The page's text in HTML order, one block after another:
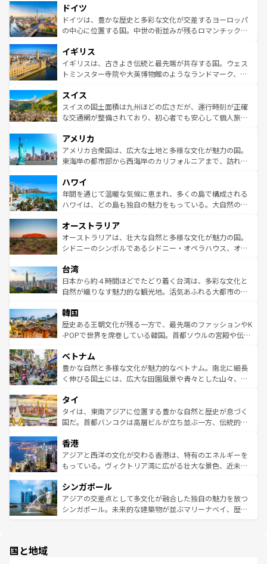
せる。地方によって風土や気候が異なるスペインはその個
性で訪れる人を魅了する。 なお、新着のスペイン情報は コ
ンテンツ一覧を参照してほしい。
で、幅広い魅力が詰まっている。華麗な宮殿、歴史的な大
聖堂、美しいビーチ、そして豊かな自然が、訪れる者を心
から魅了する。また、フランスは美食の国としても知ら
いる。シャンパンの発祥地であるランス、プロヴァンスの
香り高いラベンダー畑など、多彩な楽しみ方が可能だ。さ
らに、パリ以外の地域にも魅力が溢れており、どの街角に
れる地方に足を運ぶとそれぞれで全く異なる文化を体験で
きるだろう。 なお、新着のフランス情報はコンテンツ一覧
を参照してほしい。
ドイツ
ドイツは、豊かな歴史と多彩な文化が交差するヨーロッパ
の中心に位置する国。中世の街並みが残るロマンチック街
顔を持つこの国は、どこを歩いても飽きることがない。ベ
ルリンの文化的活気、バイエルン州のアルプスの絶景、そ
してライン川沿いのワイン畑といった風景は必見。ビール
は、お酒好きな人にはぜひ体験してほしい。 なお、新着の
ドイツ情報はコンテンツ一覧を参照してほしい。
イギリス
イギリスは、古きよき伝統と最先端が共存する国。ウェス
トミンスター寺院や大英博物館のようなランドマーク、歴
リアごとに異なる魅力がある。また、優雅なアフタヌーン
ティー、ビール好きにはたまらない英国パブ、サッカー観
戦など、本場だからこそできる体験も豊富。イギリスを旅
ンツ一覧を参照してほしい。
スイス
スイスの国土面積は九州ほどの広さだが、運行時刻が正確
な交通網が整備されており、初心者でも安心して個人旅行
の建物がそのまま残る町や、スイスならではのユニークな
博物館もあり、アルプス観光だけでなく町歩きも満喫する
ことができる。国民の所得が高いため物価も高いが、旅行
ば市内交通費無料で観光を楽しむこともできる。 なお、新
着のスイス情報はコンテンツ一覧 を参照してほしい。
アメリカ
アメリカ合衆国は、広大な土地と多様な文化が魅力の国。
東海岸の都市部から西海岸のカリフォルニアまで、訪れる
のような巨大都市は、観光、ショッピング、エンターテイ
ンメントが詰まった刺激的なスポットだ。一方、アメリカ
西部には大自然が広がり、グランドキャニオンやイエロー
部のニューオーリンズでは、音楽と美食が融合した独特の
文化が魅力。旅行者はアメリカの各地域で異なる魅力を楽
しみながら、その多様性と豊かな歴史を感じることができ
ならではの贅沢な旅のスタイルだ。 なお、新着のアメリカ
情報はコンテンツ一覧を参照してほしい。
ハワイ
年間を通じて温暖な気候に恵まれ、多くの島で構成される
ハワイは、どの島も独自の魅力をもっている。大自然の神
ワイ島は見逃せない。また、定番の観光地といえばオアフ
島だが、静かな自然を求めるならマウイ島やカウアイ島が
おすすめ。エメラルドグリーンに輝く海をはじめ、豊かな
れるおもてなしの心で訪れる人々を迎えてくれるハワイの
人々、おいしいローカルフードやハワイアンミュージッ
ク、伝統的なフラダンスなど、すべてがハワイの魅力を彩
ワイを、存分に味わってほしい。 なお、新着のハワイ情報
はコンテンツ一覧を参照してほしい。
オーストラリア
オーストラリアは、壮大な自然と多様な文化が魅力の国。
シドニーのシンボルであるシドニー・オペラハウス、オー
リアリーフや大陸中央部にそびえるウルル（エアーズロッ
ク）、タスマニアの美しい原生林やケアンズの熱帯雨林な
ど、見どころがたくさん。また、カフェやワイン、オージ
いる。アクティビティも充実しており、サーフィンやダイ
ビング、ハイキングなど、アウトドア好きにはたまらな
い。オーストラリアの多彩な魅力を存分に味わいつくそ
参照してほしい。
台湾
日本から約４時間ほどでたどり着く台湾は、多彩な文化と
自然が織りなす魅力的な観光地。活気あふれる大都市の台
ン）、静ひつな山岳地帯である台湾東部など、都市の喧騒
と山間の静けさが共存しており、訪れる人に新しい発見と
驚きをもたらしてくれる。また、奥深い台湾の食文化も魅
容にもいいと評判のスイーツなど、バラエティ豊かな料理
が味わえる。 なお、新着の台湾情報は コンテンツ一覧を参
照してほしい。
韓国
歴史ある王朝文化が残る一方で、最先端のファッションやK
-POPで世界を席巻している韓国。首都ソウルの宮殿や伝統
き、地方に足を延ばせば四季折々の自然美を楽しむことが
できる。そして、キムチや焼肉、絶品のストリートフード
まで、さまざまな韓国料理が待っている。夜には、韓国な
リティに包まれながら、韓国の多彩な魅力を心ゆくまで味
わってみてほしい。 なお、新着の韓国情報はコンテンツ一
覧を参照してほしい。
ベトナム
豊かな自然と多様な文化が魅力的なベトナム。南北に細長
く伸びる国土には、広大な田園風景や青々とした山々、世
急速な発展と共に伝統が息づく。ハノイの古い町並みやホ
ーチミン市のフランス統治時代の建物も、独特の雰囲気を
醸し出している。また、バラエティの豊かさとおいしさで
とつ。フォーやバインミー、ベトナムコーヒーなどは、ぜ
ひ現地で味わいたい。どの地域を訪れてもあたたかい人々
が旅行者を迎えてくれるので、きっと忘れられない旅にな
参照してほしい。
タイ
タイは、東南アジアに位置する豊かな自然と歴史が息づく
国だ。首都バンコクは高層ビルが立ち並ぶ一方、伝統的な
の活気が交差している。北部ではチェンマイなどの山岳地
帯で自然と触れ合い、南部ではプーケットやクラビの美し
いビーチでリゾート気分を楽しむことができる。タイ料理
激する。気候は一年中温暖で、どの季節にも異なる楽しみ
が待っている。親しみやすいタイの人々、仏教を中心とし
た文化、そして多様な観光資源が、訪れる旅人を魅了し続
香港
アジアと西洋の文化が交わる香港は、特有のエネルギーを
もっている。ヴィクトリア湾に広がる壮大な景色、近未来
み、どこを訪れても感動するはず。観光スポットが密集し
ており、効率よく見どころを回れるのも魅力。息をのむよ
うな絶景から文化的な体験まで、香港を存分に楽しみ尽く
シンガポール
アジアの交差点として多文化が融合した独自の魅力を放つ
シンガポール。未来的な建築物が並ぶマリーナベイ、歴史
国と地域